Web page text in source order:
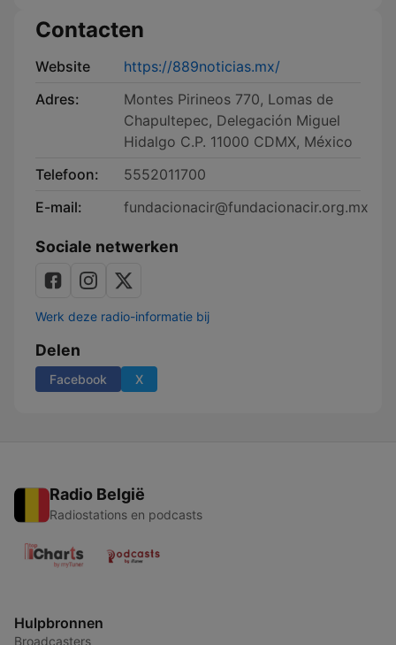
Contacten
Website
https://889noticias.mx/
Adres:
Montes Pirineos 770, Lomas de
Chapultepec, Delegación Miguel
Hidalgo C.P. 11000 CDMX, México
Telefoon:
5552011700
E-mail:
fundacionacir@fundacionacir.org.mx
Sociale netwerken
Werk deze radio-informatie bij
Delen
Facebook X
Radio België
Radiostations en podcasts
Hulpbronnen
Broadcasters